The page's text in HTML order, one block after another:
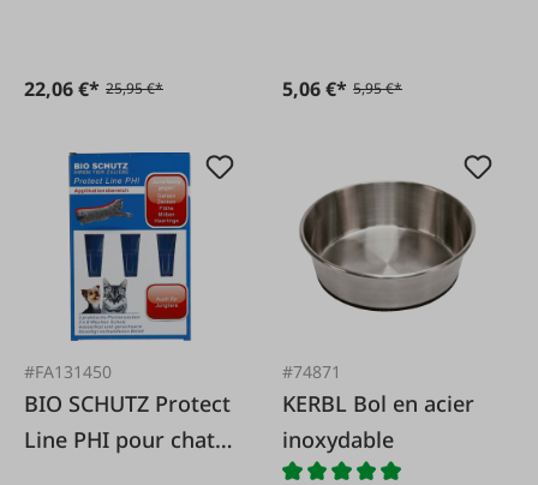
22,06 €* 25,95 €* 5,06 €* 5,95 €*
#FA131450
BIO SCHUTZ Protect
Line PHI pour chats
#74871
KERBL Bol en acier
inoxydable